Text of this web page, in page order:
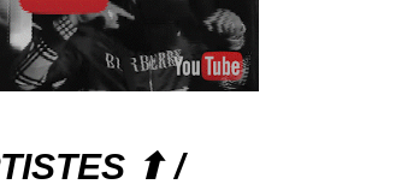
⬆ /